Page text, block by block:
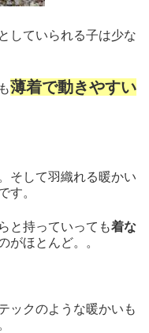
していられる子は少な
薄着で動きやすい
そして羽織れる暖かい
す。
と持っていっても着な
がほとんど。。
ックのような暖かいも